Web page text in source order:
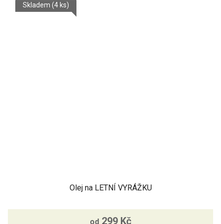
Olej na LETNÍ VYRÁŽKU
Skladem (4 ks)
od 299 Kč